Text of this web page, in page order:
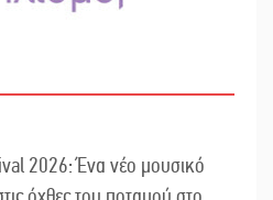
2026: Ένα νέο μουσικό